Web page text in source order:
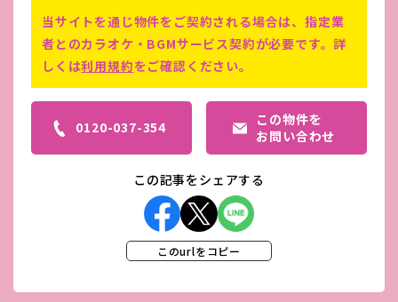
入口の看板使用可
当サイトを通じ物件をご契約される場合は、指定業
者とのカラオケ・BGMサービス契約が必要です。詳
しくは利用規約をご確認ください。
0120-037-354
この物件を
お問い合わせ
この記事をシェアする
このurlをコピー